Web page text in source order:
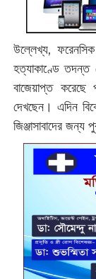
উল্লেখ্য, ফরেনসিক
হত্যাকাণ্ডে তদন্ত
বাজেয়াপ্ত করেছে
দেখছেন। এদিন
জিঞ্জাসাবাদের